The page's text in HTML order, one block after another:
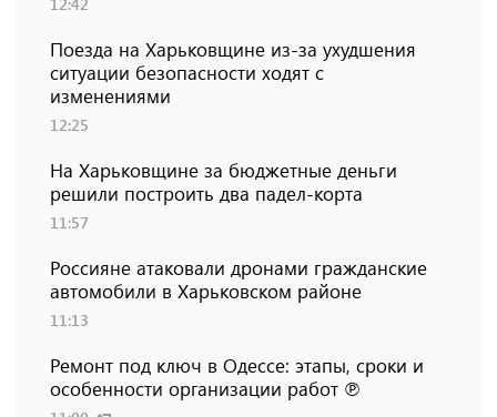
Поезда на Харьковщине из-за ухудшения
ситуации безопасности ходят с
изменениями
12:25
На Харьковщине за бюджетные деньги
решили построить два падел-корта
11:57
Россияне атаковали дронами гражданские
автомобили в Харьковском районе
11:13
Ремонт под ключ в Одессе: этапы, сроки и
особенности организации работ ℗